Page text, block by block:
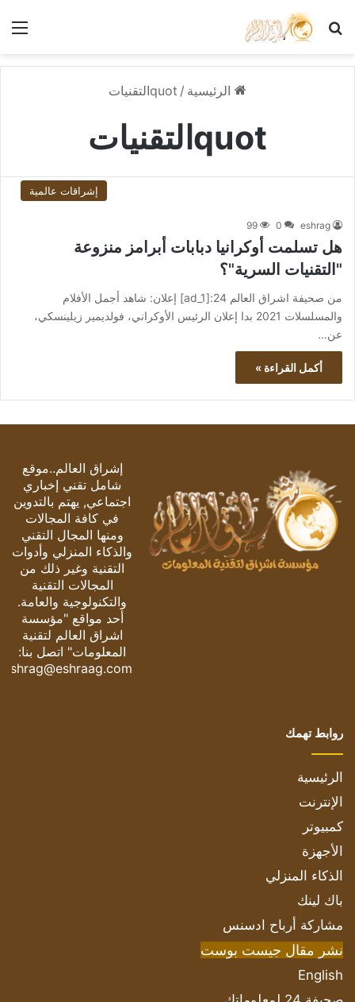
بحث عن
الرئيسية / quotالتقنيات
quotالتقنيات
إشراقات عالمية
eshrag
0
99
هل تسلمت أوكرانيا دبابات أبرامز منزوعة
"التقنيات السرية"؟
من صحيفة اشراق العالم 24:[ad_1] إعلان: شاهد أجمل الأفلام
والمسلسلات 2021 بدا إعلان الرئيس الأوكراني، فولديمير زيلينسكي،
عن…
أكمل القراءة »
إشراق العالم..موقع
شامل تقني إخباري
اجتماعي, يهتم بالتدوين
في كافة المجالات
ومنها المجال التقني
والذكاء المنزلي وأدوات
التقنية وغير ذلك من
المجالات التقنية
والتكنولوجية والعامة.
أحد مواقع "مؤسسة
اشراق العالم لتقنية
المعلومات" اتصل بنا:
eshrag@eshraag.com
روابط تهمك
الرئيسية
الإنترنت
كمبيوتر
الأجهزة
الذكاء المنزلي
باك لينك
مشاركة أرباح ادسنس
نشر مقال جيست بوست
English